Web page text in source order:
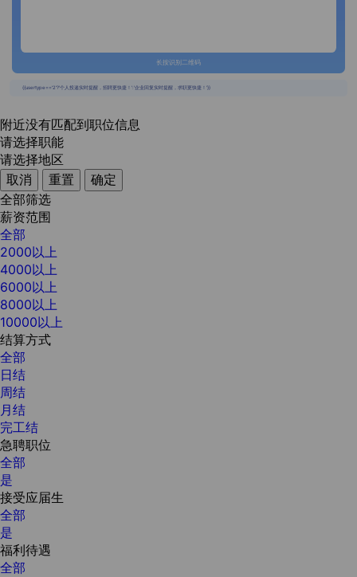
长按识别二维码
{{usertype=='2'?'个人投递实时提醒，招聘更快捷！':'企业回复实时提醒，求职更快捷！'}}
附近没有匹配到职位信息
请选择职能
请选择地区
取消
重置
确定
全部筛选
薪资范围
全部
2000以上
4000以上
6000以上
8000以上
10000以上
结算方式
全部
日结
周结
月结
完工结
急聘职位
全部
是
接受应届生
全部
是
福利待遇
全部